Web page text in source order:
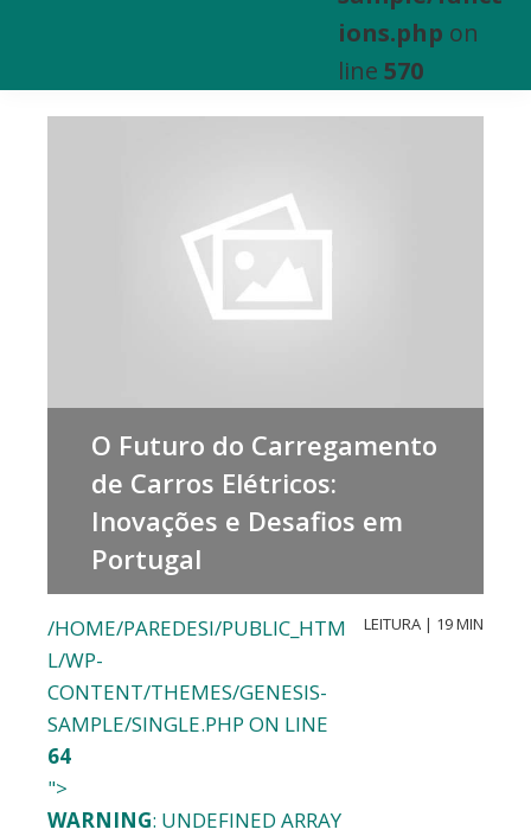
de
ions.php on
line570
O Futuro do Carregamento
de Carros Elétricos:
Inovações e Desafios em
Portugal
/HOME/PAREDESI/PUBLIC_HTM
L/WP-
CONTENT/THEMES/GENESIS-
SAMPLE/SINGLE.PHP ON LINE
64
">
WARNING: UNDEFINED ARRAY
LEITURA | 19 MIN